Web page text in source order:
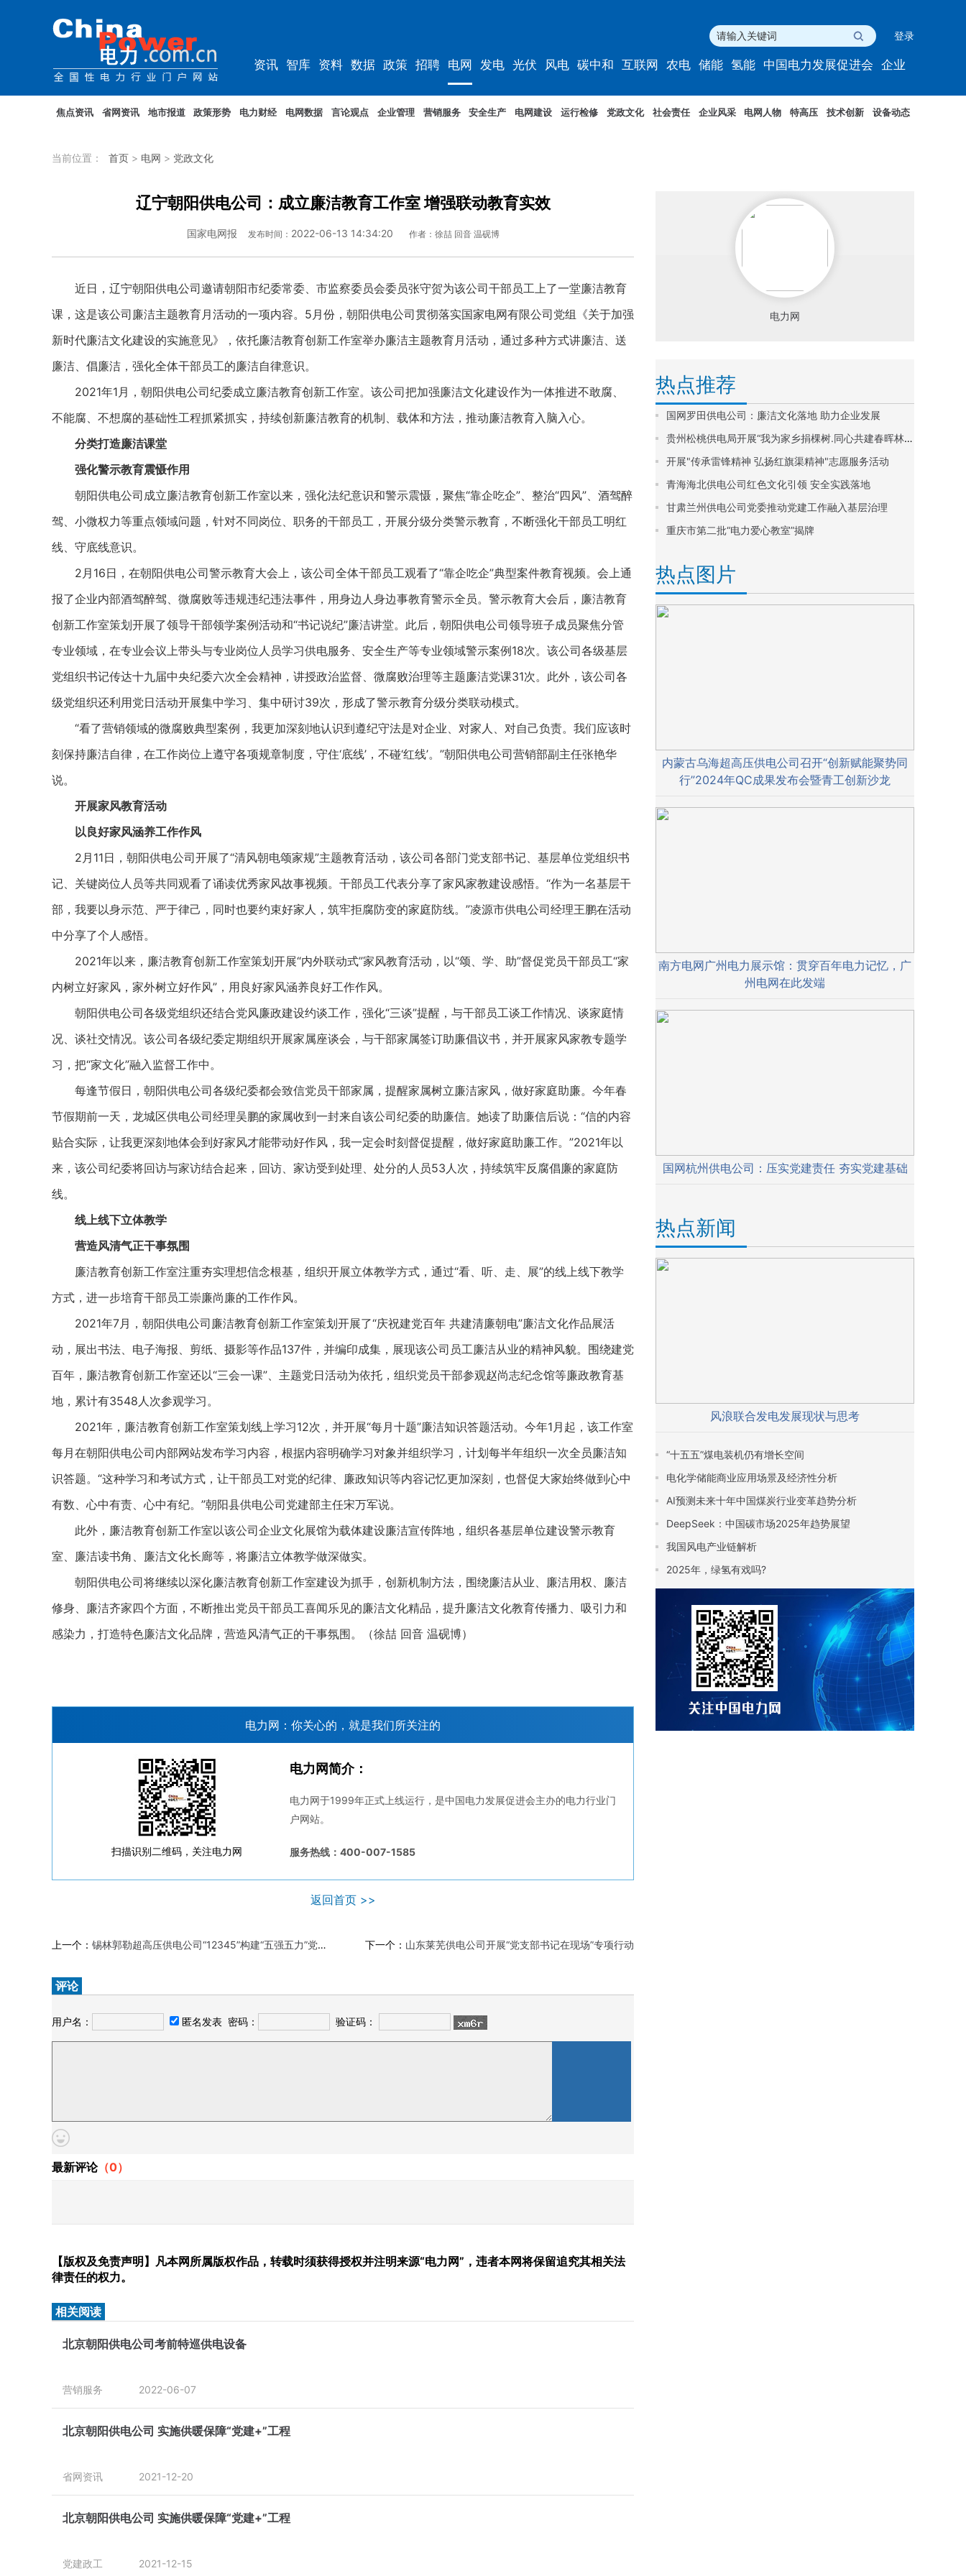
登录
资讯 智库 资料 数据 政策 招聘 电网 发电 光伏 风电 碳中和 互联网 农电 储能 氢能 中国电力发展促进会 企业
焦点资讯 省网资讯 地市报道 政策形势 电力财经 电网数据 言论观点 企业管理 营销服务 安全生产 电网建设 运行检修 党政文化 社会责任 企业风采 电网人物 特高压 技术创新 设备动态
当前位置： 首页 > 电网 > 党政文化
辽宁朝阳供电公司：成立廉洁教育工作室 增强联动教育实效
国家电网报 发布时间： 2022-06-13 14:34:20 作者：徐喆 回音 温砚博
近日，辽宁朝阳供电公司邀请朝阳市纪委常委、市监察委员会委员张守贺为该公司干部员工上了一堂廉洁教育
课，这是该公司廉洁主题教育月活动的一项内容。5月份，朝阳供电公司贯彻落实国家电网有限公司党组《关于加强
新时代廉洁文化建设的实施意见》，依托廉洁教育创新工作室举办廉洁主题教育月活动，通过多种方式讲廉洁、送
廉洁、倡廉洁，强化全体干部员工的廉洁自律意识。
2021年1月，朝阳供电公司纪委成立廉洁教育创新工作室。该公司把加强廉洁文化建设作为一体推进不敢腐、
不能腐、不想腐的基础性工程抓紧抓实，持续创新廉洁教育的机制、载体和方法，推动廉洁教育入脑入心。
分类打造廉洁课堂
强化警示教育震慑作用
朝阳供电公司成立廉洁教育创新工作室以来，强化法纪意识和警示震慑，聚焦“靠企吃企”、整治“四风”、酒驾醉
驾、小微权力等重点领域问题，针对不同岗位、职务的干部员工，开展分级分类警示教育，不断强化干部员工明红
线、守底线意识。
2月16日，在朝阳供电公司警示教育大会上，该公司全体干部员工观看了“靠企吃企”典型案件教育视频。会上通
报了企业内部酒驾醉驾、微腐败等违规违纪违法事件，用身边人身边事教育警示全员。警示教育大会后，廉洁教育
创新工作室策划开展了领导干部领学案例活动和“书记说纪”廉洁讲堂。此后，朝阳供电公司领导班子成员聚焦分管
专业领域，在专业会议上带头与专业岗位人员学习供电服务、安全生产等专业领域警示案例18次。该公司各级基层
党组织书记传达十九届中央纪委六次全会精神，讲授政治监督、微腐败治理等主题廉洁党课31次。此外，该公司各
级党组织还利用党日活动开展集中学习、集中研讨39次，形成了警示教育分级分类联动模式。
“看了营销领域的微腐败典型案例，我更加深刻地认识到遵纪守法是对企业、对家人、对自己负责。我们应该时
刻保持廉洁自律，在工作岗位上遵守各项规章制度，守住‘底线’，不碰‘红线’。”朝阳供电公司营销部副主任张艳华
说。
开展家风教育活动
以良好家风涵养工作作风
2月11日，朝阳供电公司开展了“清风朝电颂家规”主题教育活动，该公司各部门党支部书记、基层单位党组织书
记、关键岗位人员等共同观看了诵读优秀家风故事视频。干部员工代表分享了家风家教建设感悟。“作为一名基层干
部，我要以身示范、严于律己，同时也要约束好家人，筑牢拒腐防变的家庭防线。”凌源市供电公司经理王鹏在活动
中分享了个人感悟。
2021年以来，廉洁教育创新工作室策划开展“内外联动式”家风教育活动，以“颂、学、助”督促党员干部员工“家
内树立好家风，家外树立好作风”，用良好家风涵养良好工作作风。
朝阳供电公司各级党组织还结合党风廉政建设约谈工作，强化“三谈”提醒，与干部员工谈工作情况、谈家庭情
况、谈社交情况。该公司各级纪委定期组织开展家属座谈会，与干部家属签订助廉倡议书，并开展家风家教专题学
习，把“家文化”融入监督工作中。
每逢节假日，朝阳供电公司各级纪委都会致信党员干部家属，提醒家属树立廉洁家风，做好家庭助廉。今年春
节假期前一天，龙城区供电公司经理吴鹏的家属收到一封来自该公司纪委的助廉信。她读了助廉信后说：“信的内容
贴合实际，让我更深刻地体会到好家风才能带动好作风，我一定会时刻督促提醒，做好家庭助廉工作。”2021年以
来，该公司纪委将回访与家访结合起来，回访、家访受到处理、处分的人员53人次，持续筑牢反腐倡廉的家庭防
线。
线上线下立体教学
营造风清气正干事氛围
廉洁教育创新工作室注重夯实理想信念根基，组织开展立体教学方式，通过“看、听、走、展”的线上线下教学
方式，进一步培育干部员工崇廉尚廉的工作作风。
2021年7月，朝阳供电公司廉洁教育创新工作室策划开展了“庆祝建党百年 共建清廉朝电”廉洁文化作品展活
动，展出书法、电子海报、剪纸、摄影等作品137件，并编印成集，展现该公司员工廉洁从业的精神风貌。围绕建党
百年，廉洁教育创新工作室还以“三会一课”、主题党日活动为依托，组织党员干部参观赵尚志纪念馆等廉政教育基
地，累计有3548人次参观学习。
2021年，廉洁教育创新工作室策划线上学习12次，并开展“每月十题”廉洁知识答题活动。今年1月起，该工作室
每月在朝阳供电公司内部网站发布学习内容，根据内容明确学习对象并组织学习，计划每半年组织一次全员廉洁知
识答题。“这种学习和考试方式，让干部员工对党的纪律、廉政知识等内容记忆更加深刻，也督促大家始终做到心中
有数、心中有责、心中有纪。”朝阳县供电公司党建部主任宋万军说。
此外，廉洁教育创新工作室以该公司企业文化展馆为载体建设廉洁宣传阵地，组织各基层单位建设警示教育
室、廉洁读书角、廉洁文化长廊等，将廉洁立体教学做深做实。
朝阳供电公司将继续以深化廉洁教育创新工作室建设为抓手，创新机制方法，围绕廉洁从业、廉洁用权、廉洁
修身、廉洁齐家四个方面，不断推出党员干部员工喜闻乐见的廉洁文化精品，提升廉洁文化教育传播力、吸引力和
感染力，打造特色廉洁文化品牌，营造风清气正的干事氛围。（徐喆 回音 温砚博）
电力网：你关心的，就是我们所关注的
扫描识别二维码，关注电力网
电力网简介：
电力网于1999年正式上线运行，是中国电力发展促进会主办的电力行业门
户网站。
服务热线：400-007-1585
返回首页 >>
上一个： 锡林郭勒超高压供电公司“12345”构建“五强五力”党建新模式赋能企业高质量发展 下一个： 山东莱芜供电公司开展“党支部书记在现场”专项行动
评论
用户名： 匿名发表 密码： 验证码：
最新评论（0）
【版权及免责声明】凡本网所属版权作品，转载时须获得授权并注明来源“电力网”，违者本网将保留追究其相关法
律责任的权力。
相关阅读
北京朝阳供电公司考前特巡供电设备
营销服务 2022-06-07
北京朝阳供电公司 实施供暖保障“党建+”工程
省网资讯 2021-12-20
北京朝阳供电公司 实施供暖保障“党建+”工程
党建政工 2021-12-15
电力网
热点推荐
国网罗田供电公司：廉洁文化落地 助力企业发展
贵州松桃供电局开展“我为家乡捐棵树.同心共建春晖林”植树节主题活动
开展"传承雷锋精神 弘扬红旗渠精神"志愿服务活动
青海海北供电公司红色文化引领 安全实践落地
甘肃兰州供电公司党委推动党建工作融入基层治理
重庆市第二批“电力爱心教室”揭牌
热点图片
内蒙古乌海超高压供电公司召开“创新赋能聚势同
行”2024年QC成果发布会暨青工创新沙龙
南方电网广州电力展示馆：贯穿百年电力记忆，广
州电网在此发端
国网杭州供电公司：压实党建责任 夯实党建基础
热点新闻
风浪联合发电发展现状与思考
“十五五”煤电装机仍有增长空间
电化学储能商业应用场景及经济性分析
AI预测未来十年中国煤炭行业变革趋势分析
DeepSeek：中国碳市场2025年趋势展望
我国风电产业链解析
2025年，绿氢有戏吗?